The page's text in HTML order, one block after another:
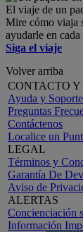
El viaje de un
Mire cómo viaja
ayudarle en
Siga el viaje
Volver arriba
CONTACTO Y
Ayuda y Soporte
Preguntas
Contáctenos
Localice un
LEGAL
Términos y
Garantía De
Aviso de
ALERTAS
Concienciación
Información